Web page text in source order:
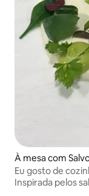
À mesa com
Eu gosto de
Inspirada pelos